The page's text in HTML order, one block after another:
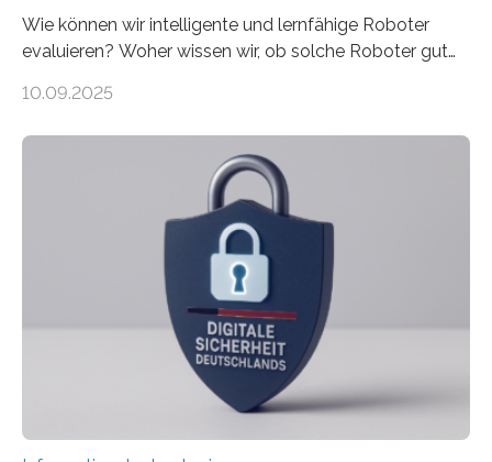
Wie können wir intelligente und lernfähige Roboter
evaluieren? Woher wissen wir, ob solche Roboter gut
sich CAVECORE – ein neues Marie Skłodowska-Curie
koordiniert wird. Ab dem 1. September werden sich
über einen Zeitraum von vier Jahren insgesamt 15
Promovierende im Rahmen von CAVECORE mit
kognitiven Robotern beschäftigen – also mit Robotern,
die mittels Sensoren ihre Umgebung erfassen,
Informationen verarbeiten und häufig auch mit…
10.09.2025